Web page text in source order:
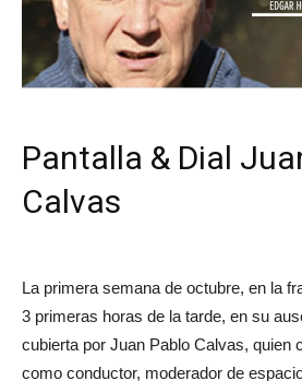
Pantalla & Dial
Calvas
La primera semana de octubre, en la
3 primeras horas de la tarde, en su
cubierta por Juan Pablo Calvas, quien
como conductor, moderador de